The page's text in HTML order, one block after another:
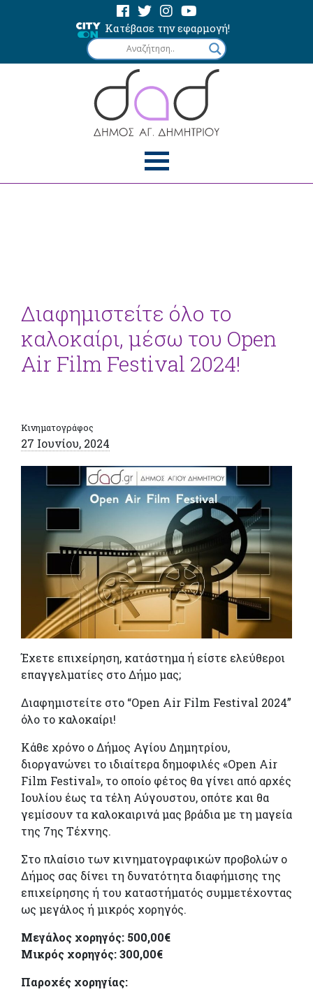
Κατέβασε την εφαρμογή!
Διαφημιστείτε όλο το
καλοκαίρι, μέσω του Open
Air Film Festival 2024!
Κινηματογράφος
27 Ιουνίου, 2024
Έχετε επιχείρηση, κατάστημα ή είστε ελεύθεροι
επαγγελματίες στο Δήμο μας;
Διαφημιστείτε στο “Open Air Film Festival 2024”
όλο το καλοκαίρι!
Κάθε χρόνο ο Δήμος Αγίου Δημητρίου,
διοργανώνει το ιδιαίτερα δημοφιλές «Open Air
Film Festival», το οποίο φέτος θα γίνει από αρχές
Ιουλίου έως τα τέλη Αύγουστου, οπότε και θα
γεμίσουν τα καλοκαιρινά μας βράδια με τη μαγεία
της 7ης Τέχνης.
Στο πλαίσιο των κινηματογραφικών προβολών ο
Δήμος σας δίνει τη δυνατότητα διαφήμισης της
επιχείρησης ή του καταστήματός συμμετέχοντας
ως μεγάλος ή μικρός χορηγός.
Μεγάλος χορηγός: 500,00€
Μικρός χορηγός: 300,00€
Παροχές χορηγίας: